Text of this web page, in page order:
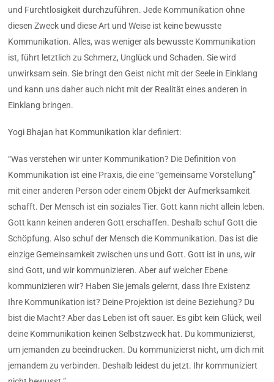
und Furchtlosigkeit durchzuführen. Jede Kommunikation ohne
diesen Zweck und diese Art und Weise ist keine bewusste
Kommunikation. Alles, was weniger als bewusste Kommunikation
ist, führt letztlich zu Schmerz, Unglück und Schaden. Sie wird
unwirksam sein. Sie bringt den Geist nicht mit der Seele in Einklang
und kann uns daher auch nicht mit der Realität eines anderen in
Einklang bringen.
Yogi Bhajan hat Kommunikation klar definiert:
“Was verstehen wir unter Kommunikation? Die Definition von
Kommunikation ist eine Praxis, die eine “gemeinsame Vorstellung”
mit einer anderen Person oder einem Objekt der Aufmerksamkeit
schafft. Der Mensch ist ein soziales Tier. Gott kann nicht allein leben.
Gott kann keinen anderen Gott erschaffen. Deshalb schuf Gott die
Schöpfung. Also schuf der Mensch die Kommunikation. Das ist die
einzige Gemeinsamkeit zwischen uns und Gott. Gott ist in uns, wir
sind Gott, und wir kommunizieren. Aber auf welcher Ebene
kommunizieren wir? Haben Sie jemals gelernt, dass Ihre Existenz
Ihre Kommunikation ist? Deine Projektion ist deine Beziehung? Du
bist die Macht? Aber das Leben ist oft sauer. Es gibt kein Glück, weil
deine Kommunikation keinen Selbstzweck hat. Du kommunizierst,
um jemanden zu beeindrucken. Du kommunizierst nicht, um dich mit
jemandem zu verbinden. Deshalb leidest du jetzt. Ihr kommuniziert